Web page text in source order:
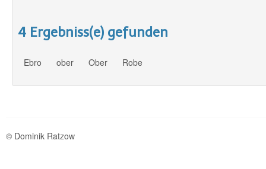
4 Ergebniss(e) gefunden
Ebro ober Ober Robe
© Dominik Ratzow